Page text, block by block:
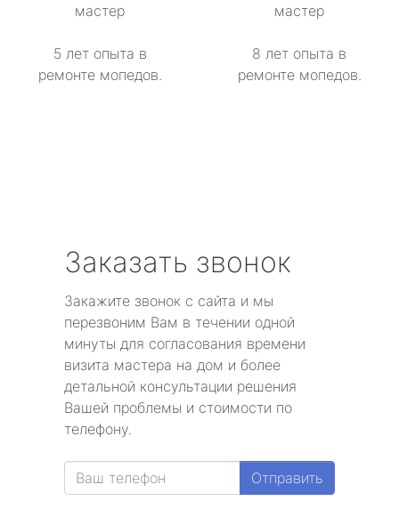
мастер
5 лет опыта в
ремонте мопедов.
мастер
8 лет опыта в
ремонте мопедов.
Заказать звонок
Закажите звонок с сайта и мы
перезвоним Вам в течении одной
минуты для согласования времени
визита мастера на дом и более
детальной консультации решения
Вашей проблемы и стоимости по
телефону.
Отправить